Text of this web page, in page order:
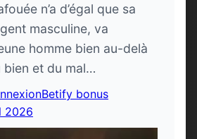
n’a d’égal que sa
masculine, va
homme bien au-delà
bien et du mal…
Betify bonus
2026